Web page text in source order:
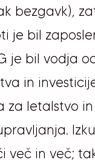
bezgavk),
je bil
je bil vodja
in
letalstvo in
več in več;